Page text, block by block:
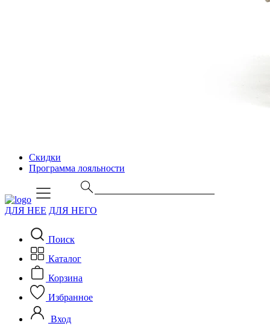
Скидки
Программа лояльности
ДЛЯ НЕЕ ДЛЯ НЕГО
Поиск
Каталог
Корзина
Избранное
Вход